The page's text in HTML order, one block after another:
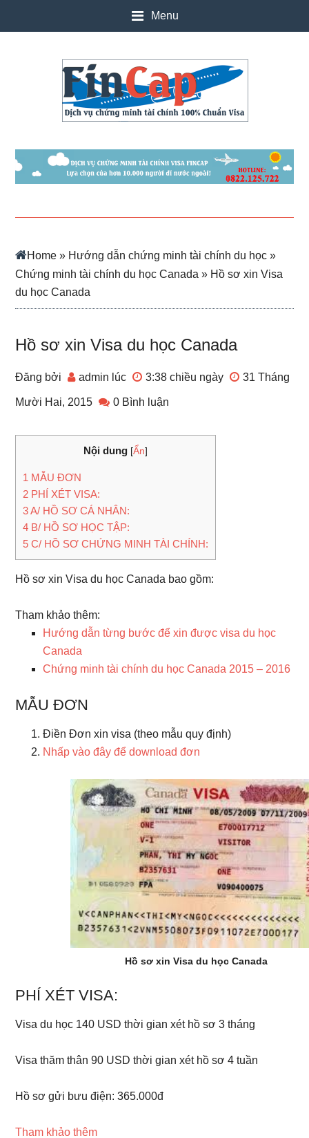
Menu
Home » Hướng dẫn chứng minh tài chính du học »
Chứng minh tài chính du học Canada » Hồ sơ xin Visa
du học Canada
Hồ sơ xin Visa du học Canada
Đăng bởi admin lúc 3:38 chiều ngày 31 Tháng
Mười Hai, 2015 0 Bình luận
Nội dung [Ẩn]
1 MẪU ĐƠN
2 PHÍ XÉT VISA:
3A/ HỒ SƠ CÁ NHÂN:
4 B/ HỒ SƠ HỌC TẬP:
5 C/ HỒ SƠ CHỨNG MINH TÀI CHÍNH:
Hồ sơ xin Visa du học Canada bao gồm:
Tham khảo thêm:
Hướng dẫn từng bước để xin được visa du học
Canada
Chứng minh tài chính du học Canada 2015 – 2016
MẪU ĐƠN
Điền Đơn xin visa (theo mẫu quy định)
Nhấp vào đây để download đơn
Hồ sơ xin Visa du học Canada
PHÍ XÉT VISA:
Visa du học 140 USD thời gian xét hồ sơ 3 tháng
Visa thăm thân 90 USD thời gian xét hồ sơ 4 tuần
Hồ sơ gửi bưu điện: 365.000đ
Tham khảo thêm